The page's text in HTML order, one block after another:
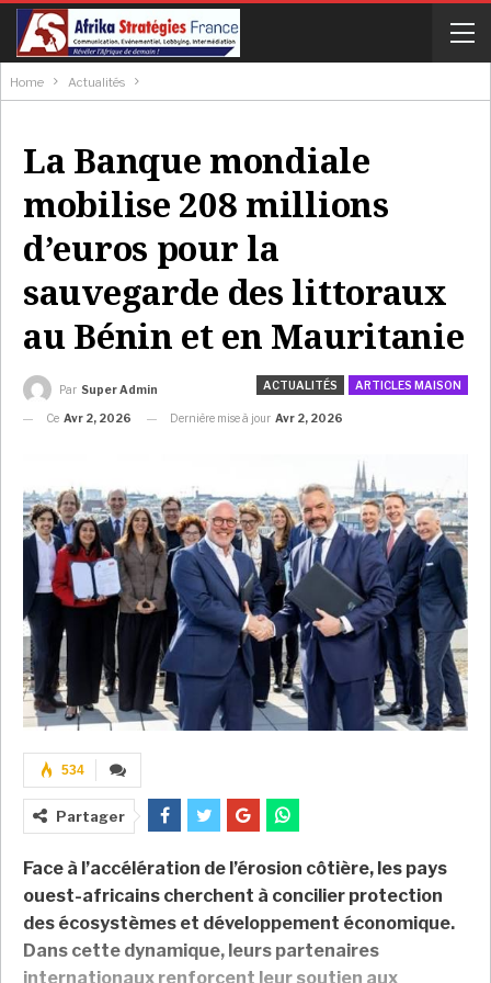
Home Actualités
La Banque mondiale
mobilise 208 millions
d’euros pour la
sauvegarde des littoraux
au Bénin et en Mauritanie
ACTUALITÉS ARTICLES MAISON
Par Super Admin
Ce Avr 2, 2026 Dernière mise à jour Avr 2, 2026
534
Partager
Face à l’accélération de l’érosion côtière, les pays
ouest-africains cherchent à concilier protection
des écosystèmes et développement économique.
Dans cette dynamique, leurs partenaires
internationaux renforcent leur soutien aux